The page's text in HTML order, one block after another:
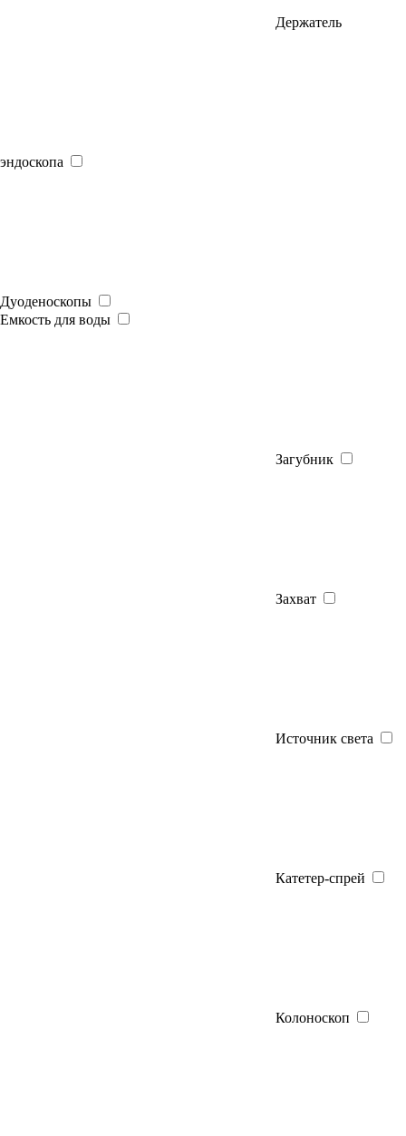
Держатель
эндоскопа
Дуоденоскопы
Емкость для воды
Загубник
Захват
Источник света
Катетер-спрей
Колоноскоп